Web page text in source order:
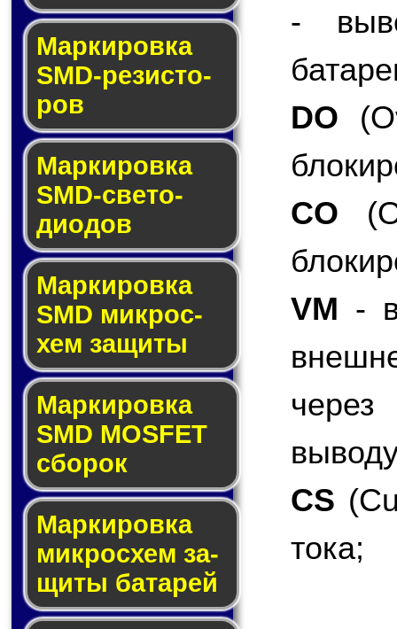
Маркировка
SMD-ре­зис­то­
ров
Маркировка
SMD-све­то­
дио­дов
Мар­ки­ров­ка
SMD мик­рос­
хем защиты
Мар­ки­ров­ка
SMD MOSFET
сбо­рок
Мар­ки­ров­ка
мик­ро­схем за­
щи­ты ба­та­рей
-
DO
CO
VM -
CS
тока;